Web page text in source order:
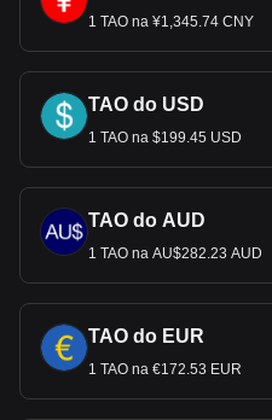
1 TAO na ¥1,345.74 CNY
TAO do USD
1 TAO na $199.45 USD
TAO do AUD
1 TAO na AU$282.23 AUD
TAO do EUR
1 TAO na €172.53 EUR